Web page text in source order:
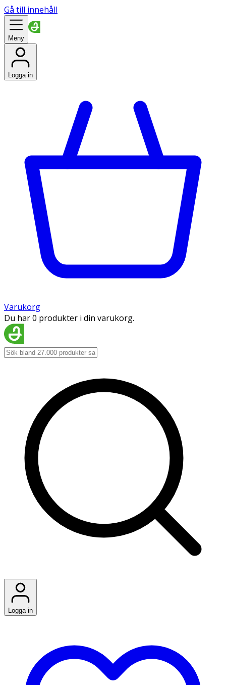
Gå till innehåll
Meny
Logga in
Varukorg
Du har 0 produkter i din varukorg.
Logga in